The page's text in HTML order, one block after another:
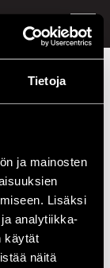
Tietoja
ja mainosten
Lisäksi
analytiikka-
käytät
näitä
River Stage